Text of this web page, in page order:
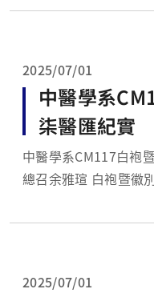
「2025第五屆長庚大
2025/07/01
中醫學系
柒醫匯紀實
中醫學系CM117白袍暨徽
總召余雅瑄 白袍暨徽別典禮是中醫學系一年一度的重
的圓滿結束，更標誌
2025/07/01